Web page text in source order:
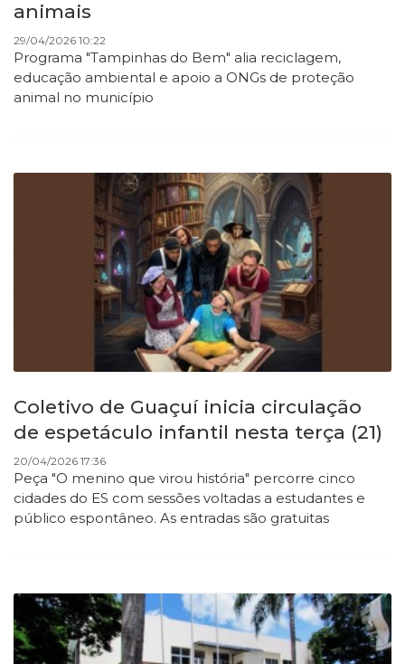
animais
29/04/2026 10:22
Programa "Tampinhas do Bem" alia reciclagem,
educação ambiental e apoio a ONGs de proteção
animal no município
Coletivo de Guaçuí inicia circulação
de espetáculo infantil nesta terça (21)
20/04/2026 17:36
Peça "O menino que virou história" percorre cinco
cidades do ES com sessões voltadas a estudantes e
público espontâneo. As entradas são gratuitas